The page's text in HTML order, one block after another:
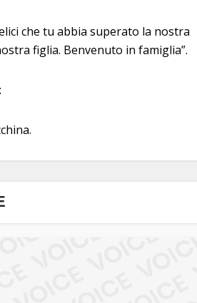
che tu abbia superato la nostra
figlia. Benvenuto in famiglia”.